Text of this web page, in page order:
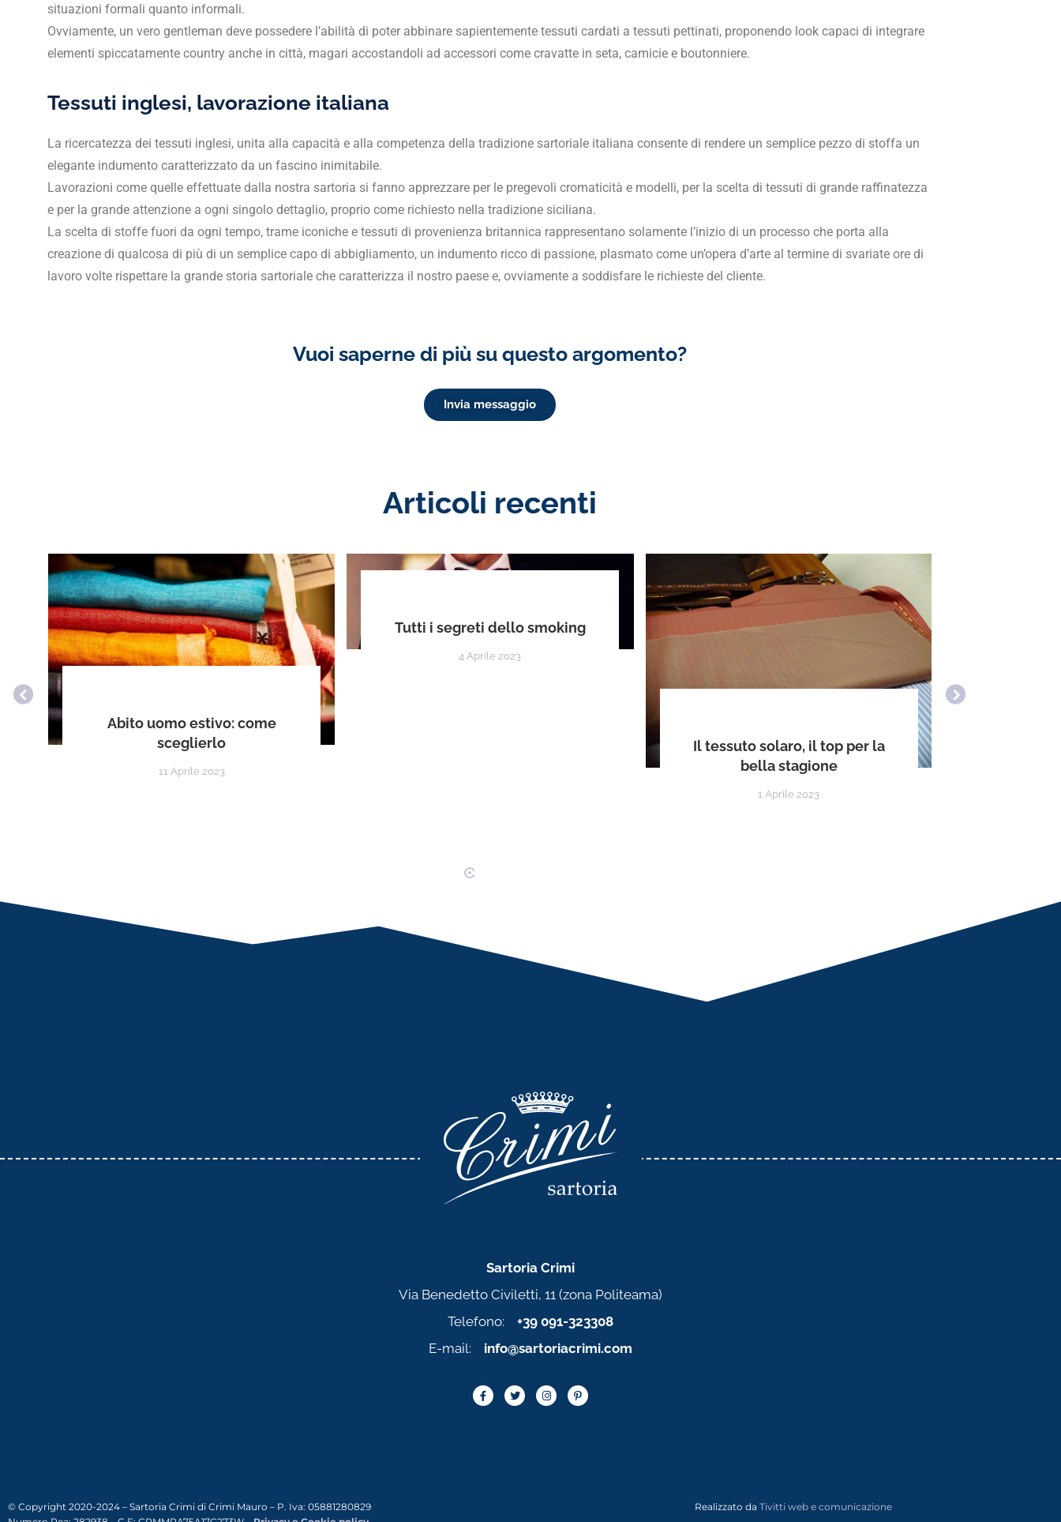
situazioni formali quanto informali.
Ovviamente, un vero gentleman deve possedere l’abilità di poter abbinare sapientemente tessuti cardati a tessuti pettinati, proponendo look capaci di integrare
elementi spiccatamente country anche in città, magari accostandoli ad accessori come cravatte in seta, camicie e boutonniere.
Tessuti inglesi, lavorazione italiana
La ricercatezza dei tessuti inglesi, unita alla capacità e alla competenza della tradizione sartoriale italiana consente di rendere un semplice pezzo di stoffa un
elegante indumento caratterizzato da un fascino inimitabile.
Lavorazioni come quelle effettuate dalla nostra sartoria si fanno apprezzare per le pregevoli cromaticità e modelli, per la scelta di tessuti di grande raffinatezza
e per la grande attenzione a ogni singolo dettaglio, proprio come richiesto nella tradizione siciliana.
La scelta di stoffe fuori da ogni tempo, trame iconiche e tessuti di provenienza britannica rappresentano solamente l’inizio di un processo che porta alla
creazione di qualcosa di più di un semplice capo di abbigliamento, un indumento ricco di passione, plasmato come un’opera d’arte al termine di svariate ore di
lavoro volte rispettare la grande storia sartoriale che caratterizza il nostro paese e, ovviamente a soddisfare le richieste del cliente.
Vuoi saperne di più su questo argomento?
Invia messaggio
Articoli recenti
Abito uomo estivo: come
sceglierlo
11 Aprile 2023
Tutti i segreti dello smoking
4 Aprile 2023
Il tessuto solaro, il top per la
bella stagione
1 Aprile 2023
Sartoria Crimi
Via Benedetto Civiletti, 11 (zona Politeama)
Telefono: +39 091-323308
E-mail: info@sartoriacrimi.com
© Copyright 2020-2024 – Sartoria Crimi di Crimi Mauro – P. Iva: 05881280829
Realizzato da Tivitti web e comunicazione